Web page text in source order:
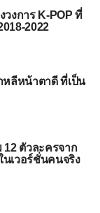
งการ K-POP ที่
2022
หลีหน้าตาดี ที่เป็น
12 ตัวละครจาก
นเวอร์ชั่นคนจริง